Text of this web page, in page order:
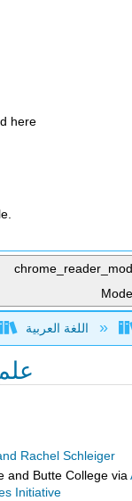
here
Mode
global
Rachel Schleiger
and Butte College via
Initiative